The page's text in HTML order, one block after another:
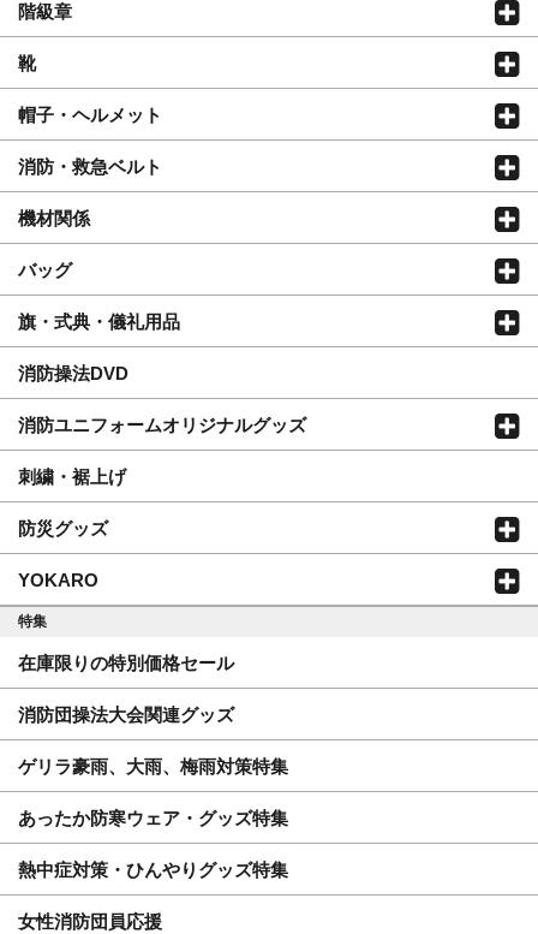
階級章
靴
帽子・ヘルメット
消防・救急ベルト
機材関係
バッグ
旗・式典・儀礼用品
消防操法DVD
消防ユニフォームオリジナルグッズ
刺繍・裾上げ
防災グッズ
YOKARO
特集
在庫限りの特別価格セール
消防団操法大会関連グッズ
ゲリラ豪雨、大雨、梅雨対策特集
あったか防寒ウェア・グッズ特集
熱中症対策・ひんやりグッズ特集
女性消防団員応援